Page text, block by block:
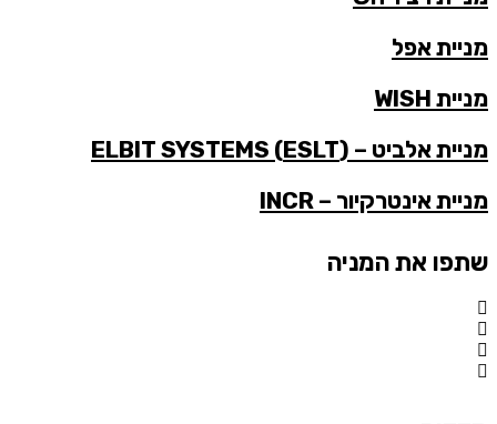
מניית אפל
מניית WISH
מניית אלביט – (ESLT) ELBIT SYSTEMS
מניית אינטרקיור – INCR
שתפו את המניה